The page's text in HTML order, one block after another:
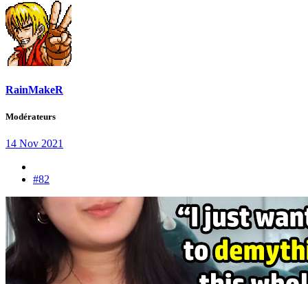
RainMakeR
Modérateurs
14 Nov 2021
#82